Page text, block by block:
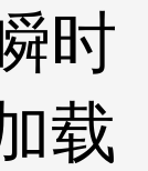
时
载